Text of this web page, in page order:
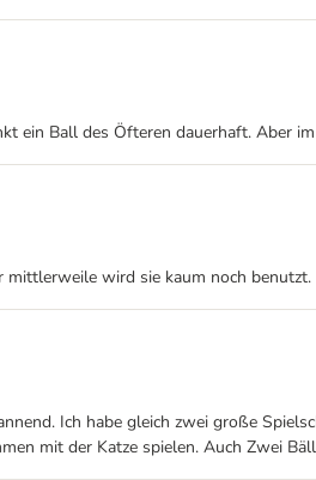
ein Ball des Öfteren dauerhaft. Aber
wird sie kaum noch
Ich habe gleich zwei große
mit der Katze spielen. Auch Zwei